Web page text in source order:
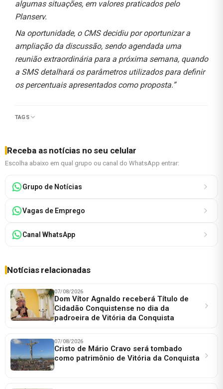
algumas situações, em valores praticados pelo
Planserv.
Na oportunidade, o CMS decidiu por oportunizar a
ampliação da discussão, sendo agendada uma
reunião extraordinária para a próxima semana, quando
a SMS detalhará os parâmetros utilizados para definir
os percentuais apresentados como proposta.”
TAGS
Receba as notícias no seu celular
Escolha abaixo em qual grupo ou canal do WhatsApp entrar:
Grupo de Notícias
Vagas de Emprego
Canal WhatsApp
Notícias relacionadas
07/08/2026
Dom Vítor Agnaldo receberá Título de
Cidadão Conquistense no dia da
padroeira de Vitória da Conquista
07/08/2026
Cristo de Mário Cravo será tombado
como patrimônio de Vitória da Conquista